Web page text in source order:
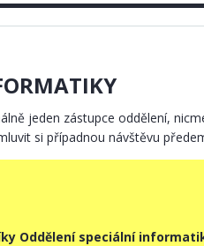
jeden zástupce oddělení,
si případnou návštěvu
Oddělení speciální